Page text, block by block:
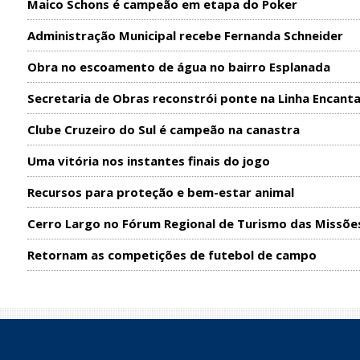
Maico Schons é campeão em etapa do Poker
Administração Municipal recebe Fernanda Schneider
Obra no escoamento de água no bairro Esplanada
Secretaria de Obras reconstrói ponte na Linha
Clube Cruzeiro do Sul é campeão na canastra
Uma vitória nos instantes finais do jogo
Recursos para proteção e bem-estar animal
Cerro Largo no Fórum Regional de Turismo das
Retornam as competições de futebol de campo